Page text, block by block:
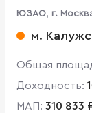
ЮЗАО, г.
м.
Общая
Доходность:
МАП: 310 833